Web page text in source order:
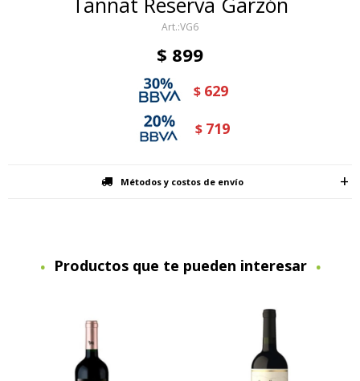
VG6
$ 899
$ 629
$ 719
Métodos y costos de envío
Productos que te pueden interesar